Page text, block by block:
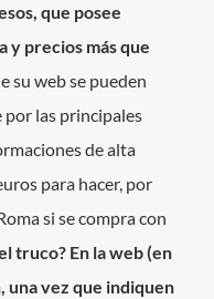
que posee
y precios más que
su web se pueden
las principales
de alta
para hacer, por
si se compra con
truco? En la web (en
una vez que indiquen